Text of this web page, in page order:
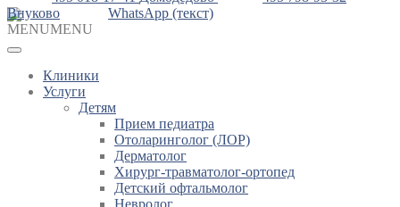
Внуково
WhatsApp (текст)
MENUMENU
Клиники
Услуги
Детям
Прием педиатра
Отоларинголог (ЛОР)
Дерматолог
Хирург-травматолог-ортопед
Детский офтальмолог
Невролог